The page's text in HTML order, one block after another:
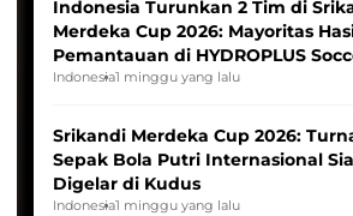
Indonesia Turunkan 2 Tim di
Merdeka Cup 2026: Mayoritas
Pemantauan di HYDROPLUS
League
Indonesia1 minggu yang lalu
Srikandi Merdeka Cup 2026:
Sepak Bola Putri Internasional
Digelar di Kudus
Indonesia1 minggu yang lalu